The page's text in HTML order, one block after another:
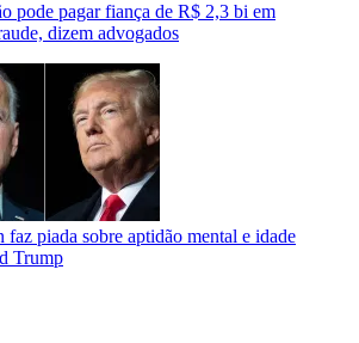
pode pagar fiança de R$ 2,3 bi em
dizem advogados
faz piada sobre aptidão mental e idade
Trump